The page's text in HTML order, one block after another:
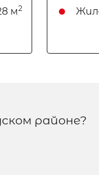
м2
районе?